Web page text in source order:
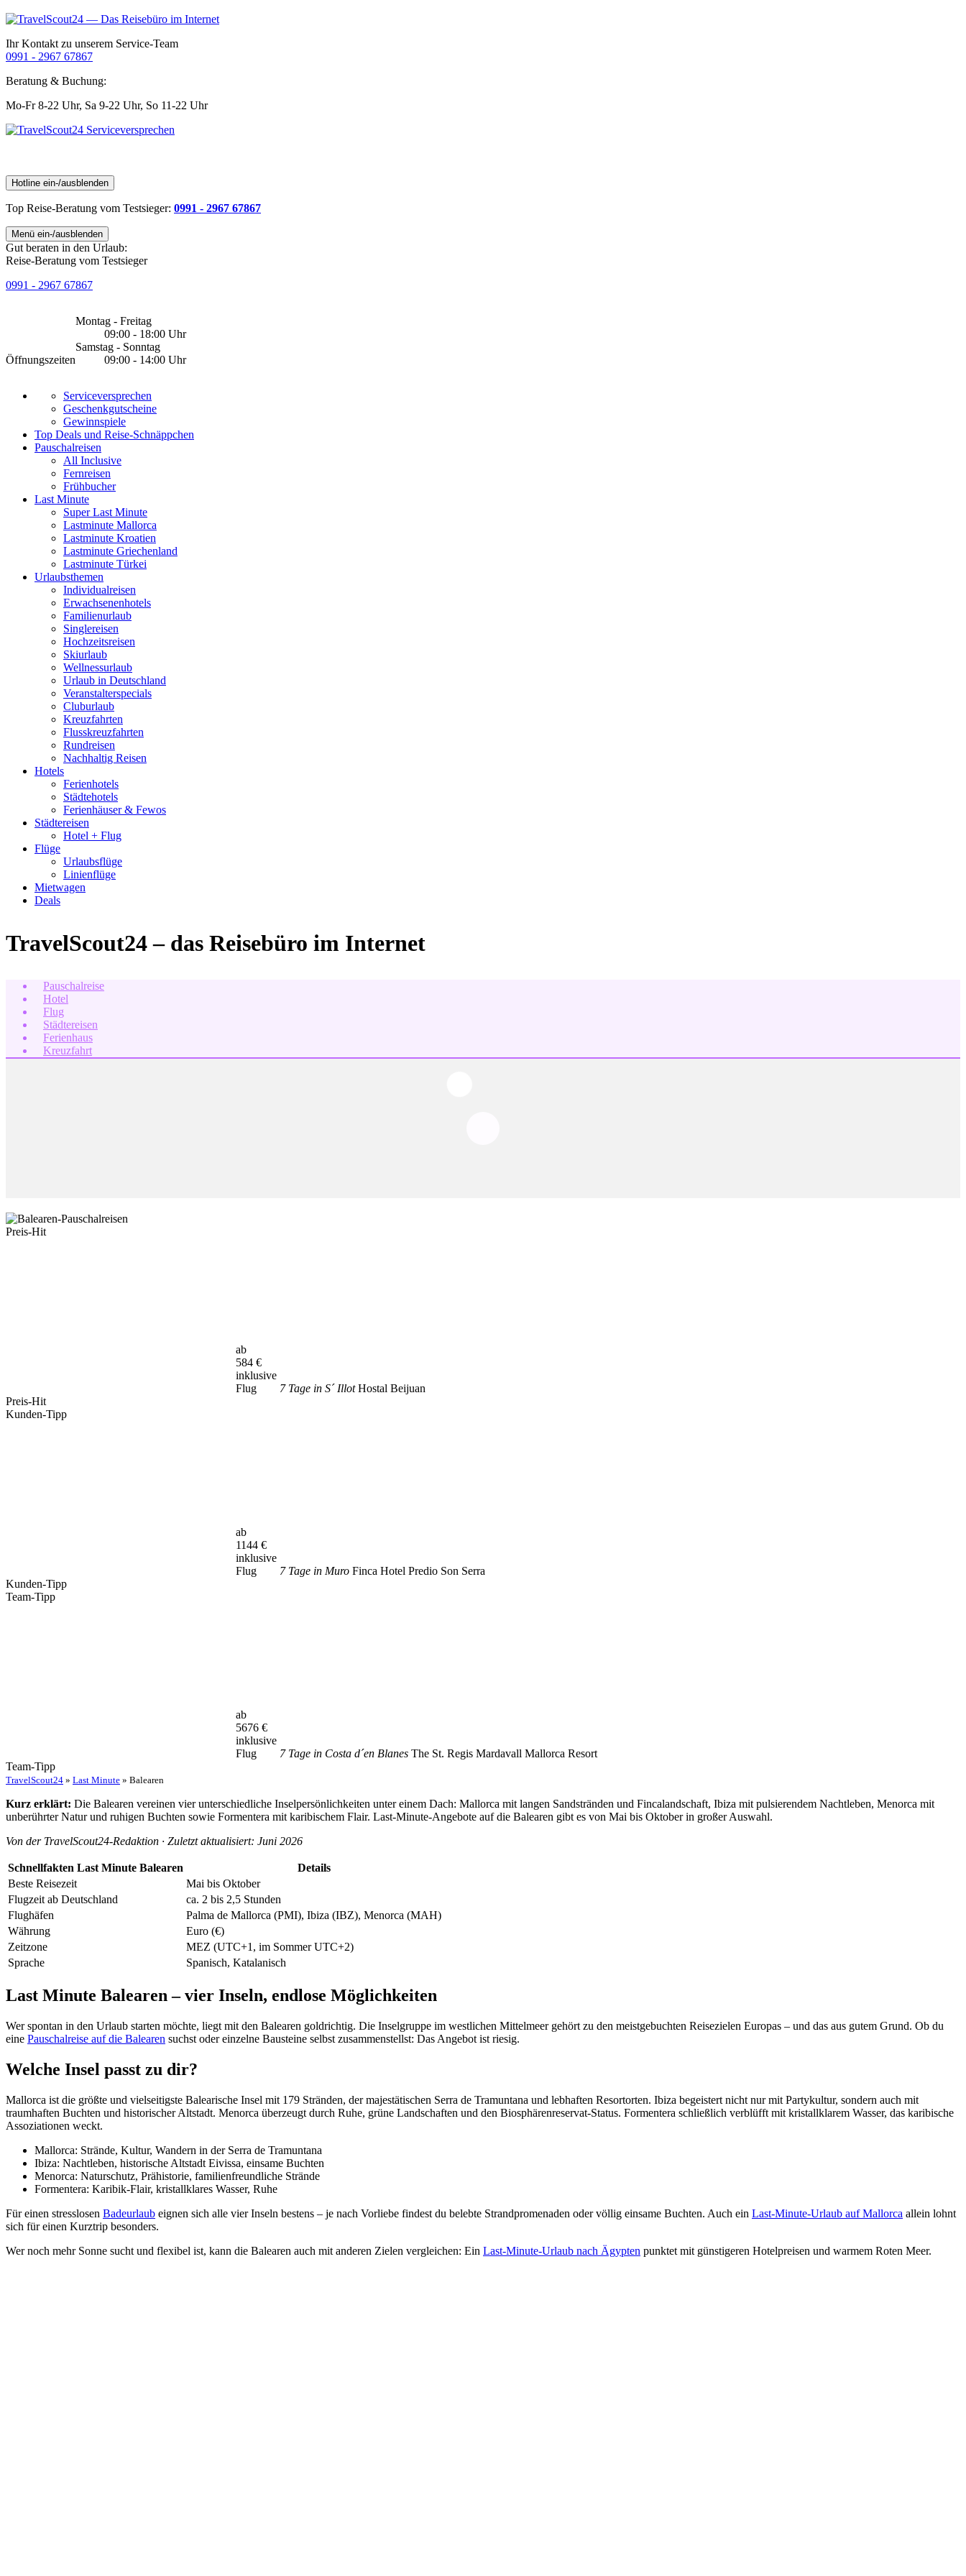
Ihr Kontakt zu unserem Service-Team
0991 - 2967 67867
Beratung & Buchung:
Mo-Fr 8-22 Uhr, Sa 9-22 Uhr, So 11-22 Uhr
Hotline ein-/ausblenden
Top Reise-Beratung vom Testsieger: 0991 - 2967 67867
Menü ein-/ausblenden
Gut beraten in den Urlaub:
Reise-Beratung vom Testsieger
0991 - 2967 67867
Öffnungszeiten
Montag - Freitag
09:00 - 18:00 Uhr
Samstag - Sonntag
09:00 - 14:00 Uhr
Serviceversprechen
Geschenkgutscheine
Gewinnspiele
Top Deals und Reise-Schnäppchen
Pauschalreisen
All Inclusive
Fernreisen
Frühbucher
Last Minute
Super Last Minute
Lastminute Mallorca
Lastminute Kroatien
Lastminute Griechenland
Lastminute Türkei
Urlaubsthemen
Individualreisen
Erwachsenenhotels
Familienurlaub
Singlereisen
Hochzeitsreisen
Skiurlaub
Wellnessurlaub
Urlaub in Deutschland
Veranstalterspecials
Cluburlaub
Kreuzfahrten
Flusskreuzfahrten
Rundreisen
Nachhaltig Reisen
Hotels
Ferienhotels
Städtehotels
Ferienhäuser & Fewos
Städtereisen
Hotel + Flug
Flüge
Urlaubsflüge
Linienflüge
Mietwagen
Deals
TravelScout24 – das Reisebüro im Internet
Pauschalreise
Hotel
Flug
Städtereisen
Ferienhaus
Kreuzfahrt
Preis-Hit
ab
584 €
inklusive
Flug
7 Tage in S´ IllotHostal Beijuan
Preis-Hit
Kunden-Tipp
ab
1144 €
inklusive
Flug
7 Tage in Muro Finca Hotel Predio Son Serra
Kunden-Tipp
Team-Tipp
ab
5676 €
inklusive
Flug
7 Tage in Costa d´en Blanes The St. Regis Mardavall Mallorca Resort
Team-Tipp
TravelScout24 » Last Minute » Balearen
Kurz erklärt: Die Balearen vereinen vier unterschiedliche Inselpersönlichkeiten unter einem Dach: Mallorca mit langen Sandstränden und Fincalandschaft, Ibiza mit pulsierendem Nachtleben, Menorca mit
unberührter Natur und ruhigen Buchten sowie Formentera mit karibischem Flair. Last-Minute-Angebote auf die Balearen gibt es von Mai bis Oktober in großer Auswahl.
Von der TravelScout24-Redaktion · Zuletzt aktualisiert: Juni 2026
Schnellfakten Last Minute Balearen
Details
Beste Reisezeit
Mai bis Oktober
Flugzeit ab Deutschland
ca. 2 bis 2,5 Stunden
Flughäfen
Palma de Mallorca (PMI), Ibiza (IBZ), Menorca (MAH)
Währung
Euro (€)
Zeitzone
MEZ (UTC+1, im Sommer UTC+2)
Sprache
Spanisch, Katalanisch
Last Minute Balearen – vier Inseln, endlose Möglichkeiten
Wer spontan in den Urlaub starten möchte, liegt mit den Balearen goldrichtig. Die Inselgruppe im westlichen Mittelmeer gehört zu den meistgebuchten Reisezielen Europas – und das aus gutem Grund. Ob du
eine Pauschalreise auf die Balearen suchst oder einzelne Bausteine selbst zusammenstellst: Das Angebot ist riesig.
Welche Insel passt zu dir?
Mallorca ist die größte und vielseitigste Balearische Insel mit 179 Stränden, der majestätischen Serra de Tramuntana und lebhaften Resortorten. Ibiza begeistert nicht nur mit Partykultur, sondern auch mit
traumhaften Buchten und historischer Altstadt. Menorca überzeugt durch Ruhe, grüne Landschaften und den Biosphärenreservat-Status. Formentera schließlich verblüfft mit kristallklarem Wasser, das karibische
Assoziationen weckt.
Mallorca: Strände, Kultur, Wandern in der Serra de Tramuntana
Ibiza: Nachtleben, historische Altstadt Eivissa, einsame Buchten
Menorca: Naturschutz, Prähistorie, familienfreundliche Strände
Formentera: Karibik-Flair, kristallklares Wasser, Ruhe
Für einen stresslosen Badeurlaub eignen sich alle vier Inseln bestens – je nach Vorliebe findest du belebte Strandpromenaden oder völlig einsame Buchten. Auch ein Last-Minute-Urlaub auf Mallorca allein lohnt
sich für einen Kurztrip besonders.
Wer noch mehr Sonne sucht und flexibel ist, kann die Balearen auch mit anderen Zielen vergleichen: Ein Last-Minute-Urlaub nach Ägypten punktet mit günstigeren Hotelpreisen und warmem Roten Meer.